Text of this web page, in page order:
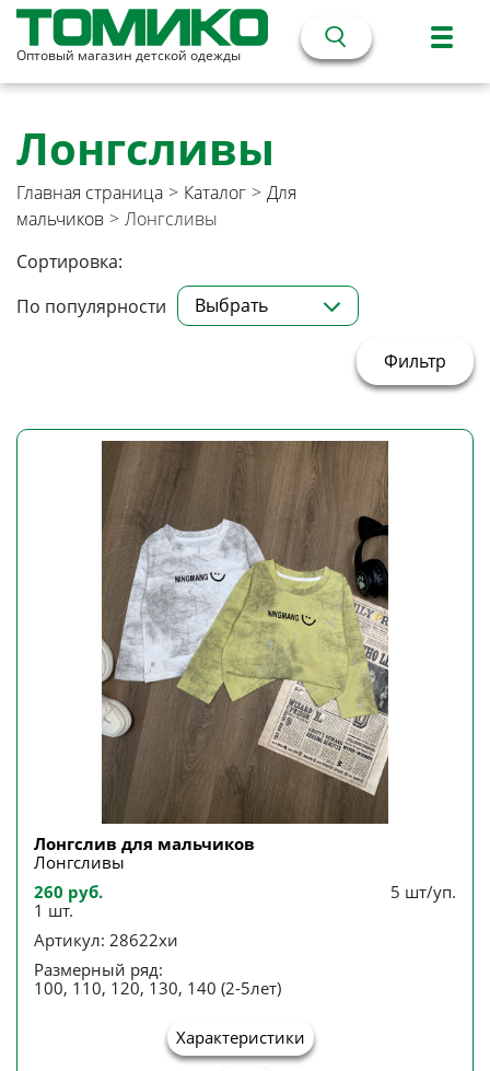
Оптовый магазин детской одежды
Лонгсливы
Главная страница > Каталог > Для
мальчиков > Лонгсливы
Сортировка:
По популярности
Выбрать
Фильтр
Лонгслив для мальчиков
Лонгсливы
260 руб.
1 шт.
5 шт/уп.
Артикул: 28622хи
Размерный ряд:
100, 110, 120, 130, 140 (2-5лет)
Характеристики